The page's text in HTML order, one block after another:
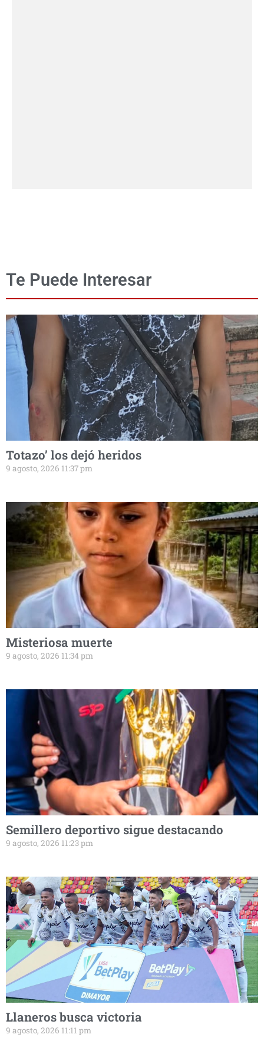
Te Puede Interesar
Totazo’ los dejó heridos
9 agosto, 2026 11:37 pm
Misteriosa muerte
9 agosto, 2026 11:34 pm
Semillero deportivo sigue destacando
9 agosto, 2026 11:23 pm
Llaneros busca victoria
9 agosto, 2026 11:11 pm